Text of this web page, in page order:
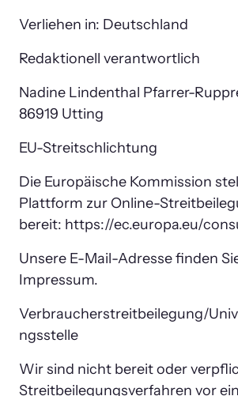
Verliehen in: Deutschland
Redaktionell verantwortlich
Nadine Lindenthal Pfarrer-
86919 Utting
EU-Streitschlichtung
Die Europäische Kommission
Plattform zur Online-
bereit: https://ec.europa.eu/
Unsere E-Mail-Adresse finden
Impressum.
Verbraucherstreitbeilegung/
ngsstelle
Wir sind nicht bereit oder
Streitbeilegungsverfahren vor